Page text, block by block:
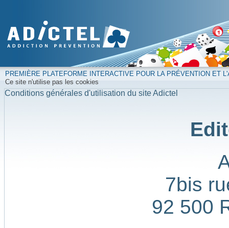
PREMIÈRE PLATEFORME INTERACTIVE POUR LA PRÉVENTION ET
Ce site n'utilise pas les cookies
Conditions générales d'utilisation du site Adictel
7bis
92 500